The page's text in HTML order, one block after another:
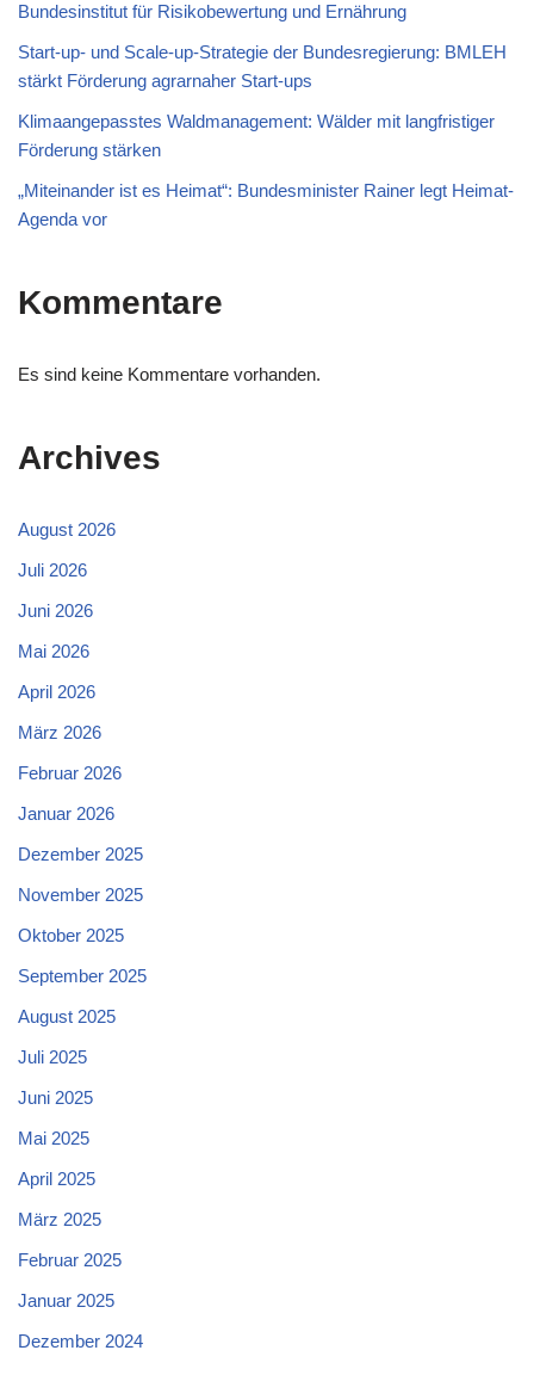
Bundesinstitut für Risikobewertung und Ernährung
Start-up- und Scale-up-Strategie der Bundesregierung: BMLEH
stärkt Förderung agrarnaher Start-ups
Klimaangepasstes Waldmanagement: Wälder mit langfristiger
Förderung stärken
„Miteinander ist es Heimat“: Bundesminister Rainer legt Heimat-
Agenda vor
Kommentare
Es sind keine Kommentare vorhanden.
Archives
August 2026
Juli 2026
Juni 2026
Mai 2026
April 2026
März 2026
Februar 2026
Januar 2026
Dezember 2025
November 2025
Oktober 2025
September 2025
August 2025
Juli 2025
Juni 2025
Mai 2025
April 2025
März 2025
Februar 2025
Januar 2025
Dezember 2024